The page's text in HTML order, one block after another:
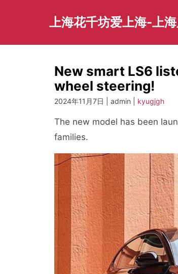
上海花千坊爱上海-上
New smart LS6
wheel steering!
2024年11月7日 | admin | kyugjgh
The new model has been
families.